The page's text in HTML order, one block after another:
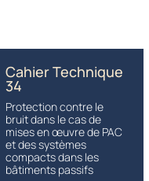
Cahier Technique
34
Protection contre le
bruit dans le cas de
mises en œuvre de PAC
et des systèmes
compacts dans les
bâtiments passifs